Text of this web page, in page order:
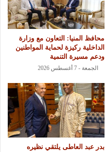
محافظ المنيا: التعاون مع وزارة
الداخلية ركيزة لحماية المواطنين
ودعم مسيرة التنمية
الجمعة - 7 أغسطس 2026
بدر عبد العاطى يلتقي نظيره